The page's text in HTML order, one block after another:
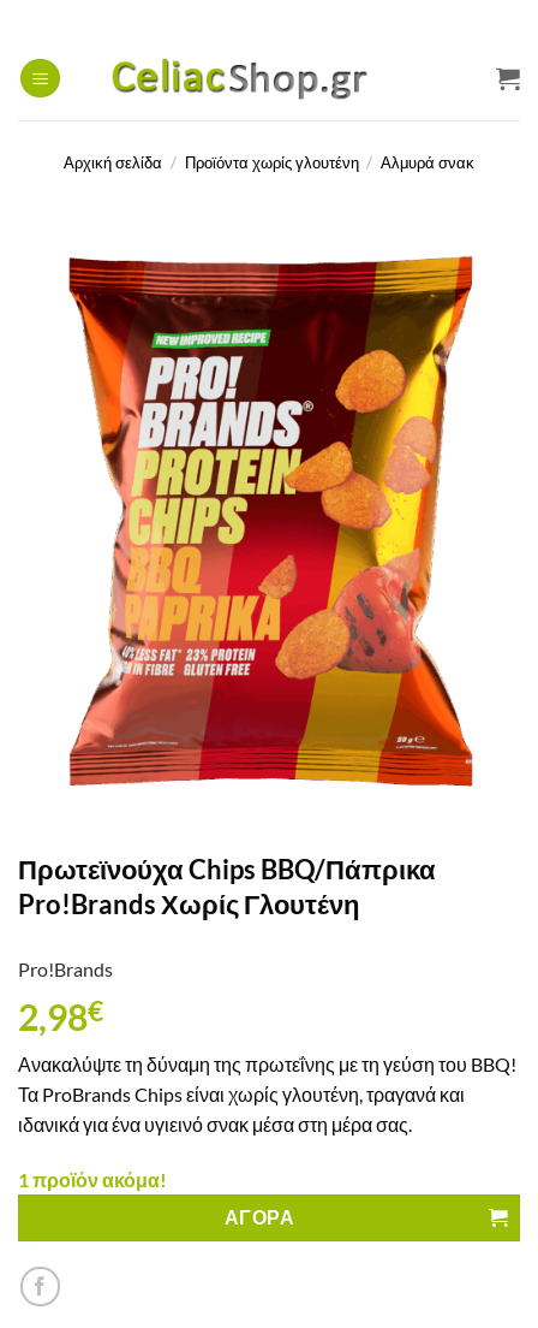
περιεχόμενο
Αρχική σελίδα / Προϊόντα χωρίς γλουτένη / Αλμυρά σνακ
Πρωτεϊνούχα Chips BBQ/Πάπρικα
Pro!Brands Χωρίς Γλουτένη
Pro!Brands
2,98€
Ανακαλύψτε τη δύναμη της πρωτεΐνης με τη γεύση του BBQ!
Τα ProBrands Chips είναι χωρίς γλουτένη, τραγανά και
ιδανικά για ένα υγιεινό σνακ μέσα στη μέρα σας.
1 προϊόν ακόμα!
ΑΓΟΡΑ